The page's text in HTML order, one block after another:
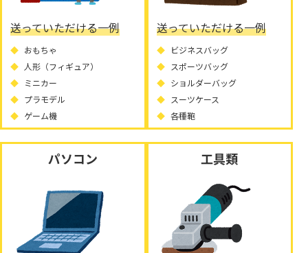
送っていただける一例
おもちゃ
人形（フィギュア）
ミニカー
プラモデル
ゲーム機
送っていただける一例
ビジネスバッグ
スポーツバッグ
ショルダーバッグ
スーツケース
各種鞄
パソコン 工具類